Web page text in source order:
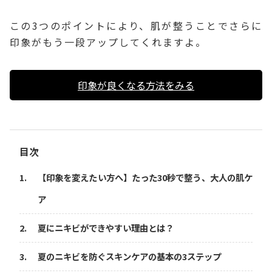
この3つのポイントにより、肌が整うことでさらに
印象がもう一段アップしてくれますよ。
印象が良くなる方法をみる
目次
【印象を変えたい方へ】たった30秒で整う、大人の肌ケ
ア
夏にニキビができやすい理由とは？
夏のニキビを防ぐスキンケアの基本の3ステップ